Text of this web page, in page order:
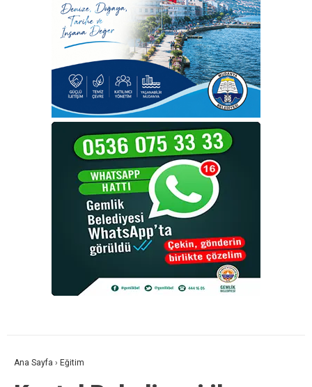
Ana Sayfa › Eğitim